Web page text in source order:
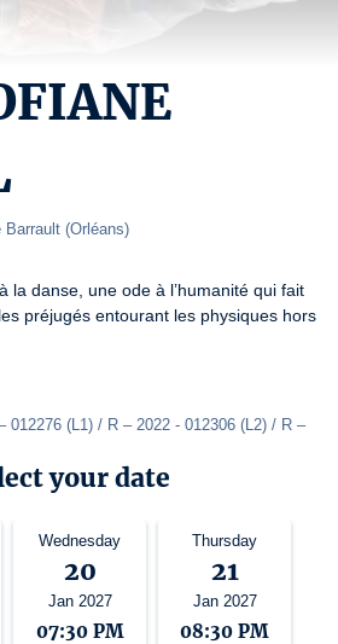
Barrault (Orléans)
la danse, une ode à l’humanité qui fait
préjugés entourant les physiques hors
012276 (L1) / R – 2022 - 012306 (L2) / R –
your date
Wednesday
20
Jan 2027
07:30 PM
Thursday
21
Jan 2027
08:30 PM